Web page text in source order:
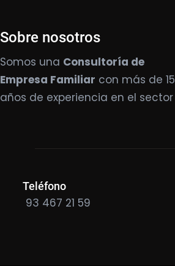
Sobre nosotros
Somos una Consultoría de
Empresa Familiar con más de 15
años de experiencia en el sector
Teléfono
93 467 21 59